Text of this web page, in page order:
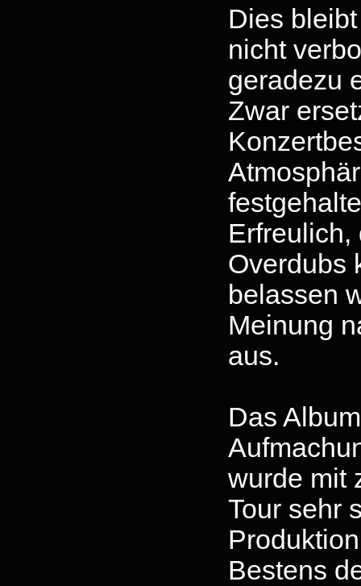
Dies
nicht
geradezu
Zwar
Erfreulich,
Overdubs
belassen
Meinung
aus.
Das
wurde mit
Tour sehr
Bestens